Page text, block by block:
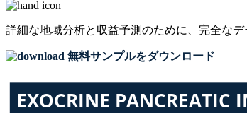
詳細な地域分析と収益予測のために、 完全な
無料サンプルをダウンロード